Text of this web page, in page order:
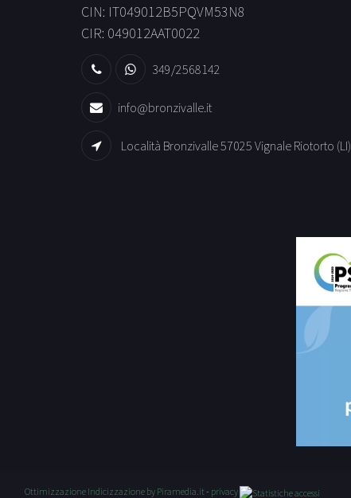
CIN: IT049012B5PQVM53N8
CIR: 049012AAT0022
349/2568142
info@bronzivalle.it
Località Bronzivalle 57025 Vignale Riotorto (LI)
Ottimizzazione Indicizzazione by Piramedia.it- privacy